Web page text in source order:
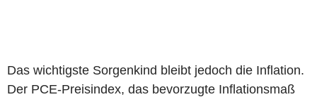
Das wichtigste Sorgenkind bleibt jedoch die Inflation.
Der PCE-Preisindex, das bevorzugte Inflationsmaß